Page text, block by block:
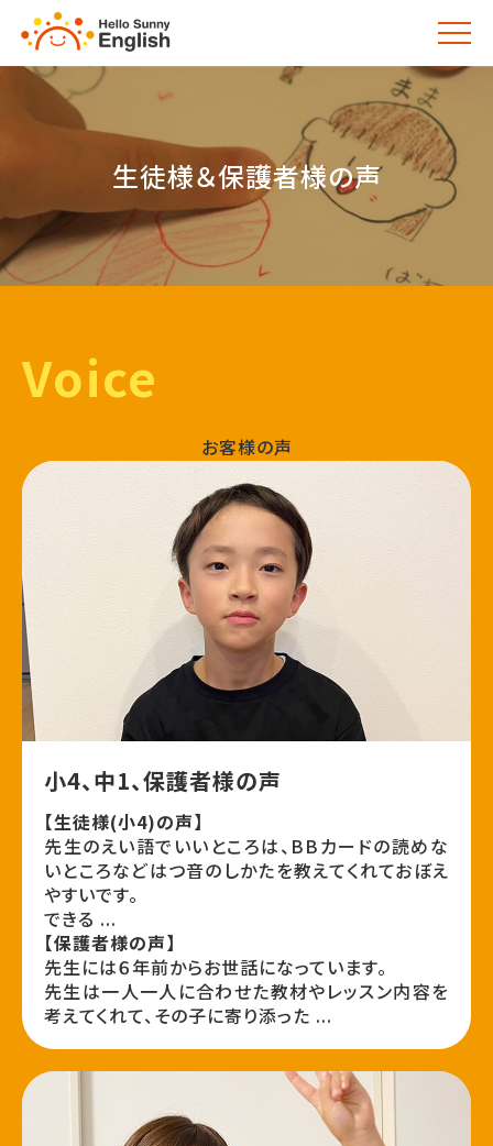
生徒様＆保護者様の声
Voice
お客様の声
小4、中1、保護者様の声
【生徒様(小4)の声】
先生のえい語でいいところは、BBカードの読めな
いところなどはつ音のしかたを教えてくれておぼえ
やすいです。
できる ...
【保護者様の声】
先生には６年前からお世話になっています。
先生は一人一人に合わせた教材やレッスン内容を
考えてくれて、その子に寄り添った ...